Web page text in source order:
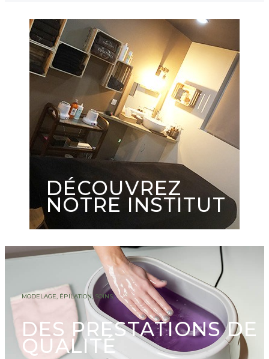
DÉCOUVREZ
NOTRE INSTITUT
MODELAGE, ÉPILATION, SOINS, ...
DES PRESTATIONS DE
QUALITÉ